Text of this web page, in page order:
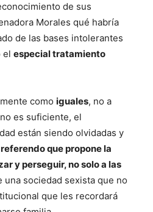
de sus
Morales qué habría
de las bases intolerantes
el especial tratamiento
como iguales, no a
es suficiente, el
están siendo olvidadas y
referendo que propone la
y perseguir, no solo a las
una sociedad sexista que no
que les recordará